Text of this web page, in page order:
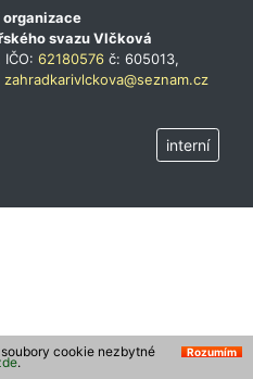
svazu Vlčková
IČO: 62180576č: 605013,
zahradkarivlckova@seznam.cz
interní
Rozumím
cookie nezbytné
.